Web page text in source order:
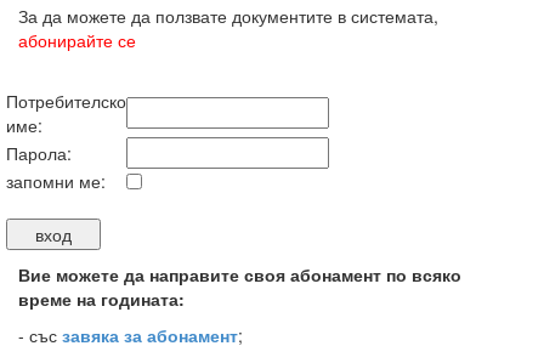
За да можете да ползвате документите в системата,
абонирайте се
Потребителско
име:
Парола:
запомни ме:
Вие можете да направите своя абонамент по всяко
време на годината:
- със завяка за абонамент;